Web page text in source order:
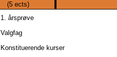
(5 ects)
1. årsprøve
Valgfag
Konstituerende kurser